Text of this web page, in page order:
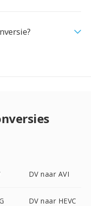
DV naar AVI
DV naar HEVC